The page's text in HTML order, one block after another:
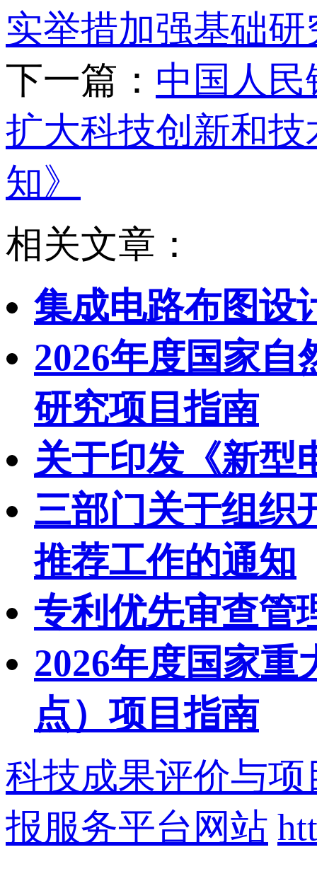
实举措加强基础
下一篇： 中国人
扩大科技创新和
知》
相关文章：
集成电路布图设
2026年度国家
研究项目指南
关于印发《新型
三部门关于组织
推荐工作的通知
专利优先审查管
2026年度国家
点）项目指南
科技成果评价与
报服务平台网站